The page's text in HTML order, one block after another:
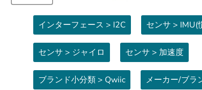
インターフェース > I2C センサ > IMU(
センサ > ジャイロ センサ > 加速度
ブランド小分類 > Qwiic メーカー/ブラ